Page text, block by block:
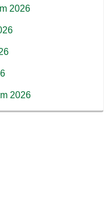
2026
2026